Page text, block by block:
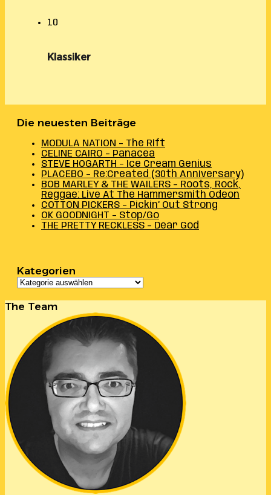
10
Klassiker
Die neuesten Beiträge
MODULA NATION – The Rift
CELINE CAIRO – Panacea
STEVE HOGARTH – Ice Cream Genius
PLACEBO – Re:Created (30th Anniversary)
BOB MARLEY & THE WAILERS – Roots, Rock,
Reggae: Live At The Hammersmith Odeon
COTTON PICKERS – Pickin’ Out Strong
OK GOODNIGHT – Stop/Go
THE PRETTY RECKLESS – Dear God
Kategorien
Kategorien
The Team